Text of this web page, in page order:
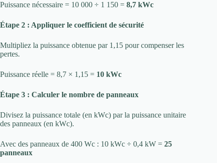
Puissance nécessaire = 10 000 ÷ 1 150 = 8,7 kWc
Étape 2 : Appliquer le coefficient de sécurité
Multipliez la puissance obtenue par 1,15 pour compenser les
pertes.
Puissance réelle = 8,7 × 1,15 = 10 kWc
Étape 3 : Calculer le nombre de panneaux
Divisez la puissance totale (en kWc) par la puissance unitaire
des panneaux (en kWc).
Avec des panneaux de 400 Wc : 10 kWc ÷ 0,4 kW = 25
panneaux